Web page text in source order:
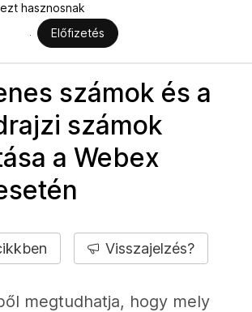
hasznosnak
Előfizetés
számok és a
számok
a Webex
Visszajelzés?
megtudhatja, hogy mely